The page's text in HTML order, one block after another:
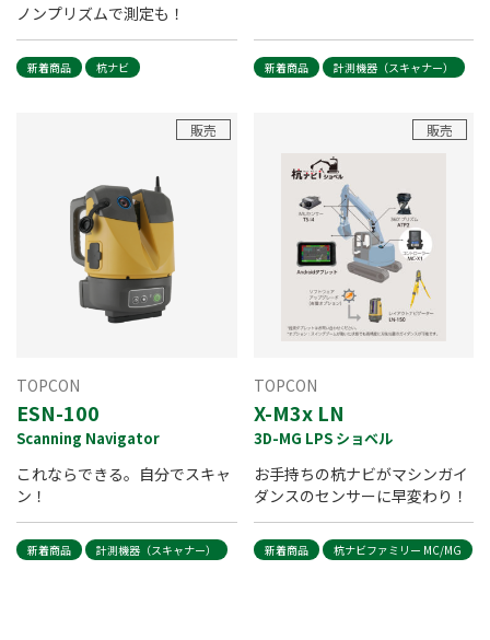
ノンプリズムで測定も！
新着商品 杭ナビ 新着商品 計測機器（スキャナー）
販売
TOPCON
ESN-100
Scanning Navigator
これならできる。自分でスキャ
ン！
新着商品 計測機器（スキャナー）
販売
TOPCON
X-M3x LN
3D-MG LPS ショベル
お手持ちの杭ナビがマシンガイ
ダンスのセンサーに早変わり！
新着商品 杭ナビファミリー MC/MG